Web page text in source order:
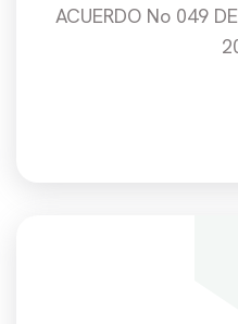
ACUERDO No 049